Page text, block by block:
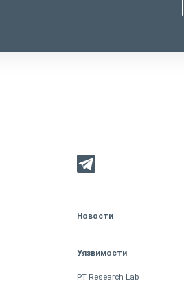
Новости
Уязвимости
PT Research Lab